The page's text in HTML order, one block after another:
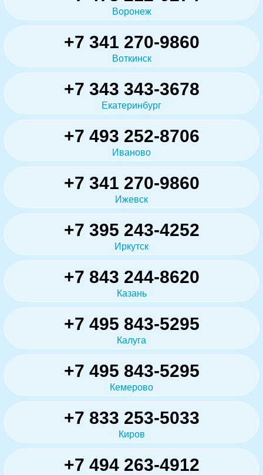
Воронеж
+7 341 270-9860
Воткинск
+7 343 343-3678
Екатеринбург
+7 493 252-8706
Иваново
+7 341 270-9860
Ижевск
+7 395 243-4252
Иркутск
+7 843 244-8620
Казань
+7 495 843-5295
Калуга
+7 495 843-5295
Кемерово
+7 833 253-5033
Киров
+7 494 263-4912